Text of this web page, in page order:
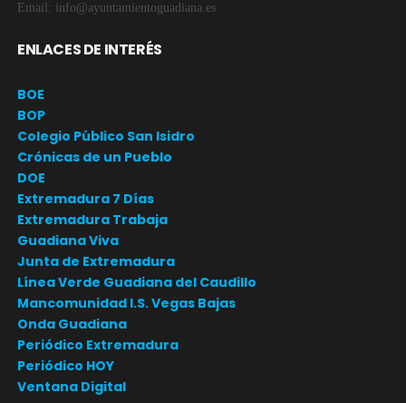
Email: info@ayuntamientoguadiana.es
ENLACES DE INTERÉS
BOE
BOP
Colegio Público San Isidro
Crónicas de un Pueblo
DOE
Extremadura 7 Días
Extremadura Trabaja
Guadiana Viva
Junta de Extremadura
Línea Verde Guadiana del Caudillo
Mancomunidad I.S. Vegas Bajas
Onda Guadiana
Periódico Extremadura
Periódico HOY
Ventana Digital